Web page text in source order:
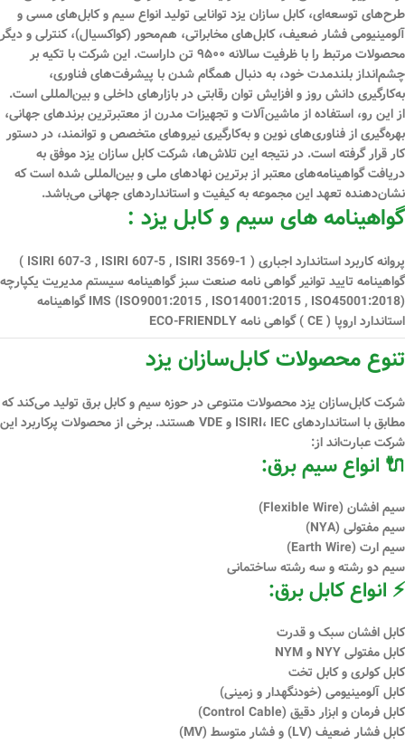
طرح‌های توسعه‌ای، کابل سازان یزد توانایی تولید انواع سیم و کابل‌های مسی و
آلومینیومی فشار ضعیف، کابل‌های مخابراتی، هم‌محور (کواکسیال)، کنترلی و دیگر
محصولات مرتبط را با ظرفیت سالانه ۹۵۰۰ تن داراست. این شرکت با تکیه بر
چشم‌انداز بلندمدت خود، به دنبال همگام شدن با پیشرفت‌های فناوری،
به‌کارگیری دانش روز و افزایش توان رقابتی در بازارهای داخلی و بین‌المللی است.
از این رو، استفاده از ماشین‌آلات و تجهیزات مدرن از معتبرترین برندهای جهانی،
بهره‌گیری از فناوری‌های نوین و به‌کارگیری نیروهای متخصص و توانمند، در دستور
کار قرار گرفته است. در نتیجه این تلاش‌ها، شرکت کابل سازان یزد موفق به
دریافت گواهینامه‌های معتبر از برترین نهادهای ملی و بین‌المللی شده است که
نشان‌دهنده تعهد این مجموعه به کیفیت و استانداردهای جهانی می‌باشد.
گواهینامه های سیم و کابل یزد :
پروانه کاربرد استاندارد اجباری ( ISIRI 607-3 , ISIRI 607-5 , ISIRI 3569-1 )
گواهینامه تایید توانیر گواهی نامه صنعت سبز گواهینامه سیستم مدیریت یكپارچه
IMS (ISO9001:2015 , ISO14001:2015 , ISO45001:2018) گواهینامه
استاندارد اروپا ( CE ) گواهی نامه ECO-FRIENDLY
تنوع محصولات کابل‌سازان یزد
شرکت کابل‌سازان یزد محصولات متنوعی در حوزه سیم و کابل برق تولید می‌کند که
مطابق با استانداردهایISIRI، IEC و VDE
هستند. برخی از محصولات پرکاربرد این
شرکت عبارت‌اند از:
🔌 انواع سیم برق:
سیم افشان (Flexible Wire)
سیم مفتولی (NYA)
سیم ارت (Earth Wire)
سیم دو رشته و سه رشته ساختمانی
⚡ انواع کابل برق:
کابل افشان سبک و قدرت
کابل مفتولی NYY و NYM
کابل کولری و کابل تخت
کابل آلومینیومی (خودنگهدار و زمینی)
کابل فرمان و ابزار دقیق (Control Cable)
کابل فشار ضعیف (LV) و فشار متوسط (MV)